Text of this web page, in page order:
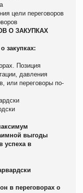
цели переговоров
О ЗАКУПКАХ
закупках:
Позиция
давления
или переговоры по-
выгоды
успеха в
в переговорах о